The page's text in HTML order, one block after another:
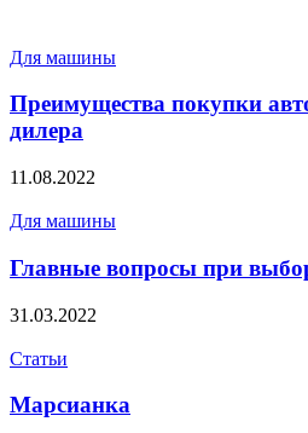
Для машины
Преимущества покупки
дилера
11.08.2022
Для машины
Главные вопросы при
31.03.2022
Статьи
Марсианка